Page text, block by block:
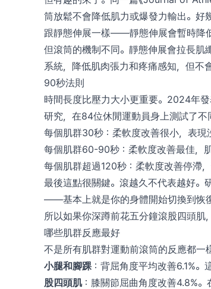
筒放鬆不會降低肌力或爆發力輸出。好
跟靜態伸展一樣——靜態伸展會暫時降
但滾筒的機制不同。靜態伸展會拉長肌
系統，降低肌肉張力和疼痛感知，但不
90秒法則
時間長度比壓力大小更重要。2024年
研究，在84位休閒運動員身上測試了不
每個肌群30秒：柔軟度改善很小，表現
每個肌群60-90秒：柔軟度改善最佳，
每個肌群超過120秒：柔軟度改善停滯
最後這點很關鍵。滾越久不代表越好。
——基本上就是你的身體開始切換到恢
所以如果你深蹲前花五分鐘滾股四頭肌
哪些肌群反應最好
不是所有肌群對運動前滾筒的反應都一
小腿和腳踝 ：背屈角度平均改善6.1%。
股四頭肌：膝關節屈曲角度改善4.8%。